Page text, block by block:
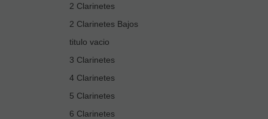
2 Clarinetes
2 Clarinetes Bajos
titulo vacio
3 Clarinetes
4 Clarinetes
5 Clarinetes
6 Clarinetes